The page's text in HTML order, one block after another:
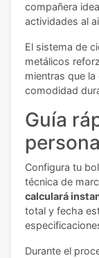
compañera
actividades al
El sistema de
metálicos
mientras que
comodidad
Guía
Configura tu
técnica de
calculará
total y fecha
Durante el